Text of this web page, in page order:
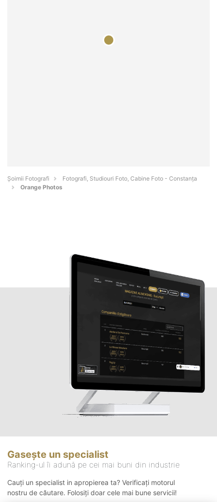
Șoimii Fotografi
Fotografi, Studiouri Foto, Cabine Foto - Constanţa
Orange Photos
Gasește un specialist
Ranking-ul îi adună pe cei mai buni din industrie
Cauți un specialist in apropierea ta? Verificați motorul
nostru de căutare. Folosiți doar cele mai bune servicii!